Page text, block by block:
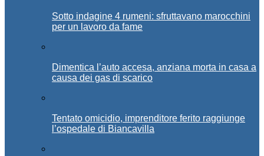
Sotto indagine 4 rumeni: sfruttavano marocchini
per un lavoro da fame
Dimentica l’auto accesa, anziana morta in casa a
causa dei gas di scarico
Tentato omicidio, imprenditore ferito raggiunge
l’ospedale di Biancavilla